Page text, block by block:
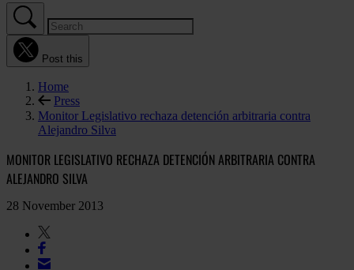
Post this
Home
Press
Monitor Legislativo rechaza detención arbitraria contra
Alejandro Silva
MONITOR LEGISLATIVO RECHAZA DETENCIÓN ARBITRARIA CONTRA
ALEJANDRO SILVA
28 November 2013